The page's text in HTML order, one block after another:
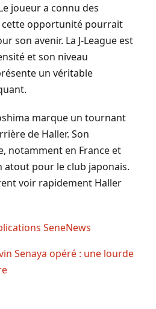
joueur a connu des
opportunité pourrait
son avenir. La J-League est
et son niveau
un véritable
marque un tournant
de Haller. Son
notamment en France et
atout pour le club japonais.
voir rapidement Haller
Senaya opéré : une lourde